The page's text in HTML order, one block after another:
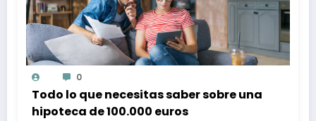
0
Todo lo que necesitas saber sobre una
hipoteca de 100.000 euros